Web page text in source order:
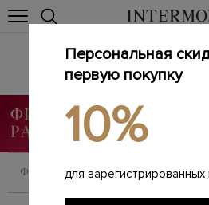
STONE
Главная / Мужчинам / Бренды
ФИЛЬТРОВАТЬ
Персональная
первую покупку
10%
для